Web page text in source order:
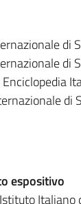
di
di
di
espositivo
Italiano